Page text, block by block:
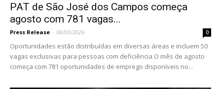
PAT de São José dos Campos começa
agosto com 781 vagas...
Press Release - 08/03/2026 0
Oportunidades estão distribuídas em diversas áreas e incluem 50
vagas exclusivas para pessoas com deficiência O mês de agosto
começa com 781 oportunidades de emprego disponíveis no...